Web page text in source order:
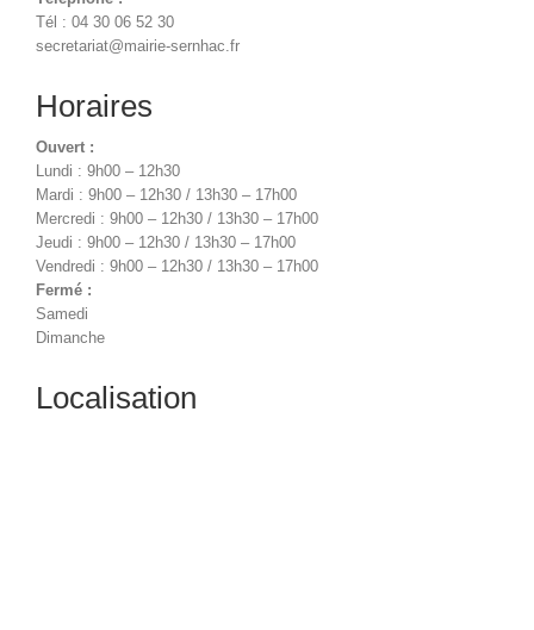
Tél : 04 30 06 52 30
secretariat@mairie-sernhac.fr
Horaires
Ouvert :
Lundi : 9h00 – 12h30
Mardi : 9h00 – 12h30 / 13h30 – 17h00
Mercredi : 9h00 – 12h30 / 13h30 – 17h00
Jeudi : 9h00 – 12h30 / 13h30 – 17h00
Vendredi : 9h00 – 12h30 / 13h30 – 17h00
Fermé :
Samedi
Dimanche
Localisation